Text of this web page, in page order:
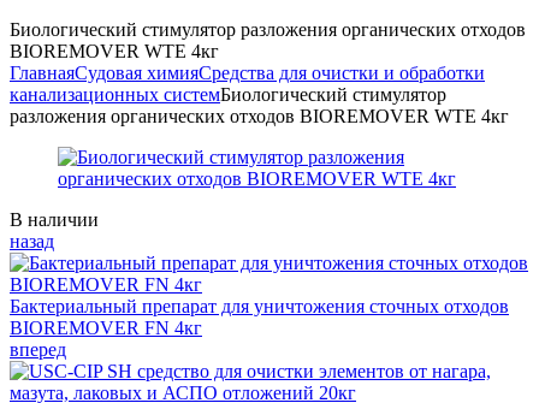
Биологический стимулятор разложения органических отходов
BIOREMOVER WTE 4кг
ГлавнаяСудовая химияСредства для очистки и обработки
канализационных системБиологический стимулятор
разложения органических отходов BIOREMOVER WTE 4кг
Availability:
В наличии
назад
Бактериальный препарат для уничтожения сточных отходов
BIOREMOVER FN 4кг
вперед